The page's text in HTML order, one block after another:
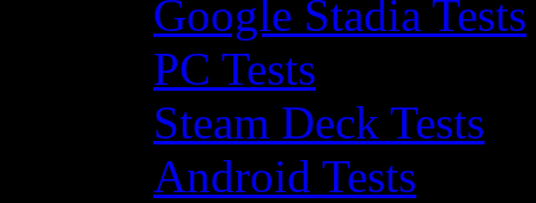
Google Stadia Tests
PC Tests
Steam Deck Tests
Android Tests